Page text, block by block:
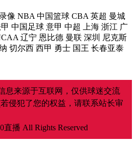
像 NBA 中国篮球 CBA 英超 曼城
中国足球 意甲 中超 上海 浙江 广
辽宁 恩比德 曼联 深圳
尼克斯
切尔西 西甲 勇士 国王 长春亚泰
息来源于互联网，仅供球迷交流
侵犯了您的权益，请联系站长审
直播 All Rights Reserved